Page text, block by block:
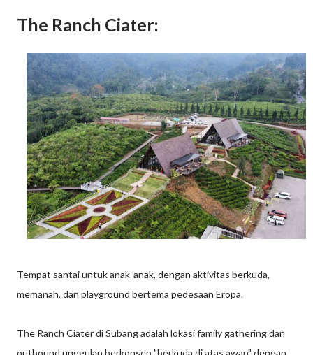
The Ranch Ciater:
Tempat santai untuk anak-anak, dengan aktivitas berkuda,
memanah, dan playground bertema pedesaan Eropa.
The Ranch Ciater di Subang adalah lokasi family gathering dan
outbound unggulan berkonsep "berkuda di atas awan" dengan